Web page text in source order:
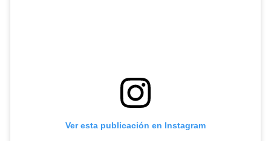
Ver esta publicación en Instagram